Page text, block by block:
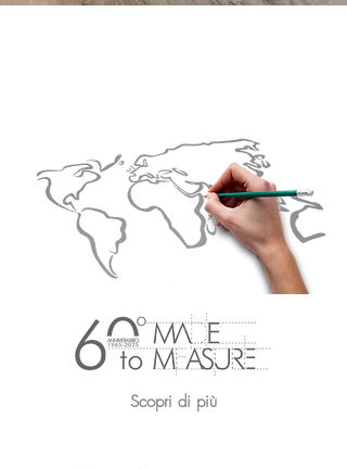
Scopri di più